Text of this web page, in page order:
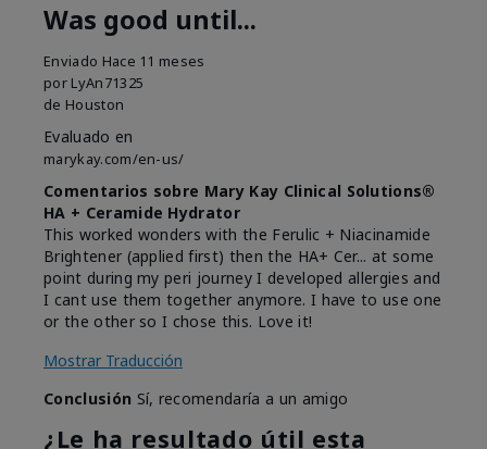
Was good until...
Enviado Hace 11 meses
por LyAn71325
de Houston
Evaluado en
marykay.com/en-us/
Comentarios sobre Mary Kay Clinical Solutions®
HA + Ceramide Hydrator
This worked wonders with the Ferulic + Niacinamide
Brightener (applied first) then the HA+ Cer... at some
point during my peri journey I developed allergies and
I cant use them together anymore. I have to use one
or the other so I chose this. Love it!
Mostrar Traducción
Conclusión Sí, recomendaría a un amigo
¿Le ha resultado útil esta